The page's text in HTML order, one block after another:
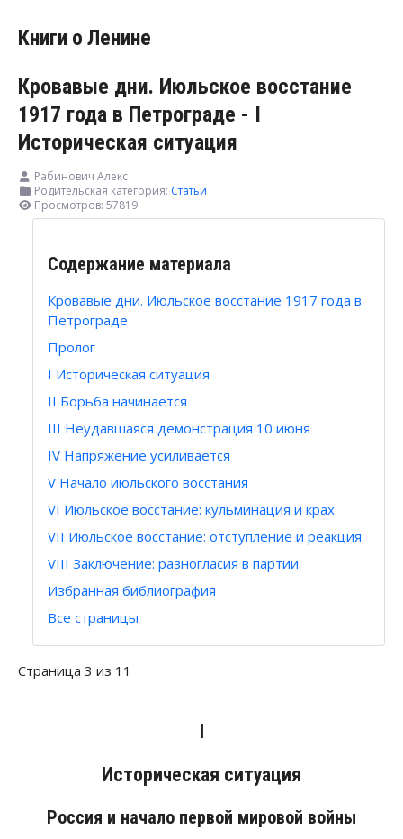
Книги о Ленине
Кровавые дни. Июльское восстание
1917 года в Петрограде - I
Историческая ситуация
Рабинович Алекс
Родительская категория: Статьи
Просмотров: 57819
Содержание материала
Кровавые дни. Июльское восстание 1917 года в
Петрограде
Пролог
I Историческая ситуация
II Борьба начинается
III Неудавшаяся демонстрация 10 июня
IV Напряжение усиливается
V Начало июльского восстания
VI Июльское восстание: кульминация и крах
VII Июльское восстание: отступление и реакция
VIII Заключение: разногласия в партии
Избранная библиография
Все страницы
Страница 3 из 11
I
Историческая ситуация
Россия и начало первой мировой войны